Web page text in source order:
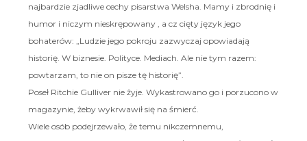
najbardzie zjadliwe cechy pisarstwa Welsha. Mamy i zbrodnię i
humor i niczym nieskrępowany , a cz cięty język jego
bohaterów: „Ludzie jego pokroju zazwyczaj opowiadają
historię. W biznesie. Polityce. Mediach. Ale nie tym razem:
powtarzam, to nie on pisze tę historię”.
Poseł Ritchie Gulliver nie żyje. Wykastrowano go i porzucono w
magazynie, żeby wykrwawił się na śmierć.
Wiele osób podejrzewało, że temu nikczemnemu,